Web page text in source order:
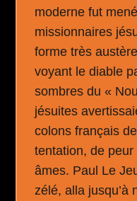
moderne fut
missionnaires
forme très
voyant le diable
sombres du «
jésuites
colons français
tentation, de
âmes. Paul Le
zélé, alla jusqu’à